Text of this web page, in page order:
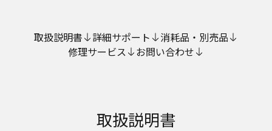
取扱説明書 詳細サポート
消耗品・別売品
修理サービス
お問い合わせ
取扱説明書